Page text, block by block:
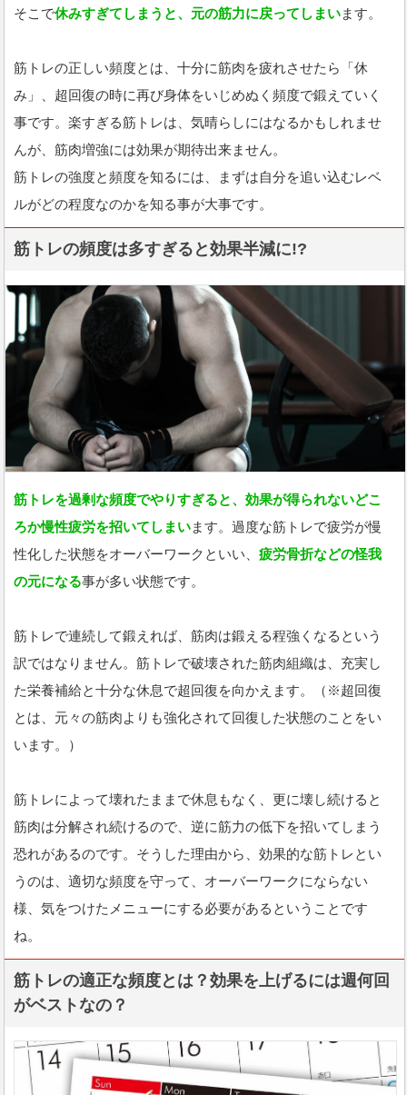
そこで休みすぎてしまうと、元の筋力に戻ってしまいます。
筋トレの正しい頻度とは、十分に筋肉を疲れさせたら「休
み」、超回復の時に再び身体をいじめぬく頻度で鍛えていく
事です。楽すぎる筋トレは、気晴らしにはなるかもしれませ
んが、筋肉増強には効果が期待出来ません。
筋トレの強度と頻度を知るには、まずは自分を追い込むレベ
ルがどの程度なのかを知る事が大事です。
筋トレの頻度は多すぎると効果半減に!?
筋トレを過剰な頻度でやりすぎると、効果が得られないどこ
ろか慢性疲労を招いてしまいます。過度な筋トレで疲労が慢
性化した状態をオーバーワークといい、疲労骨折などの怪我
の元になる事が多い状態です。
筋トレで連続して鍛えれば、筋肉は鍛える程強くなるという
訳ではなりません。筋トレで破壊された筋肉組織は、充実し
た栄養補給と十分な休息で超回復を向かえます。（※超回復
とは、元々の筋肉よりも強化されて回復した状態のことをい
います。）
筋トレによって壊れたままで休息もなく、更に壊し続けると
筋肉は分解され続けるので、逆に筋力の低下を招いてしまう
恐れがあるのです。そうした理由から、効果的な筋トレとい
うのは、適切な頻度を守って、オーバーワークにならない
様、気をつけたメニューにする必要があるということです
ね。
筋トレの適正な頻度とは？効果を上げるには週何回
がベストなの？